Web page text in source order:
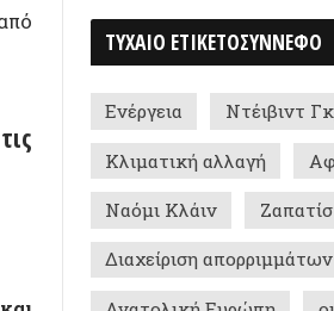
Διαχείριση απορριμμάτων Εξορύξεις
Ανατολική Ευρώπη οικο
Παρισινή Κομμούνα Chris Spannos
Βαλκάνια Ολοκληρωτισμός
Δημήτρης Τσεκούρας
Εθνικισμός/Ακροδεξιά Ντελέζ
Κωστής Τριανταφύλλου